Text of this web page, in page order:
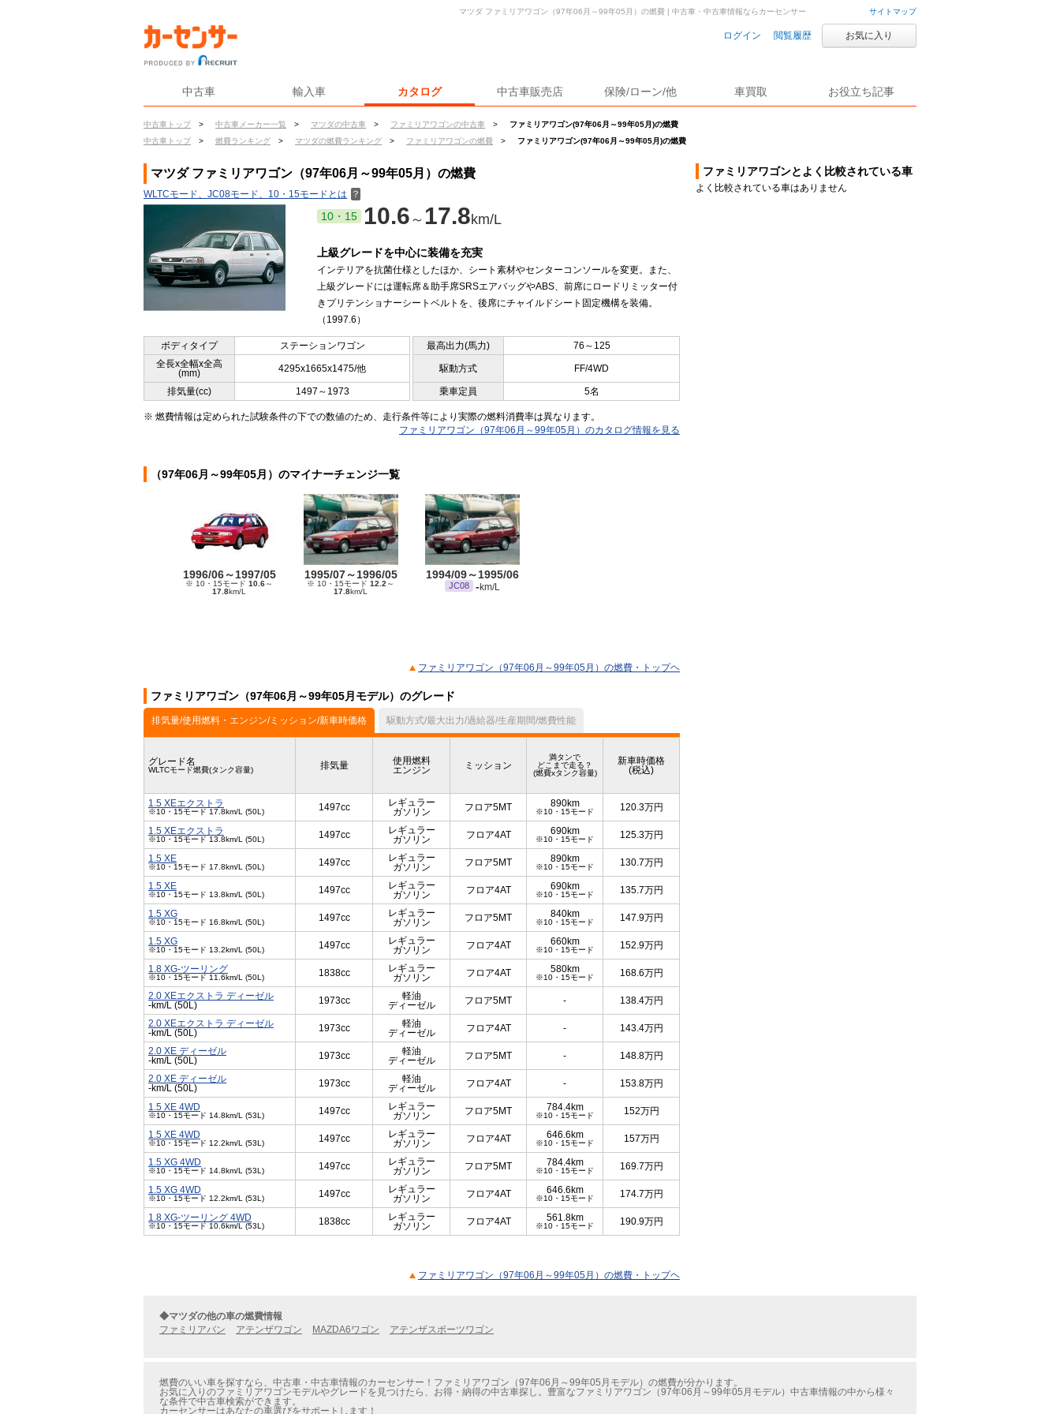
サイトマップ
ログイン 閲覧履歴 お気に入り
中古車 輸入車 カタログ 中古車販売店 保険/ローン/他 車買取 お役立ち記事
中古車トップ > 中古車メーカー一覧 > マツダの中古車 > ファミリアワゴンの中古車 >
ファミリアワゴン(97年06月～99年05月)の燃費
中古車トップ
> 燃費ランキング > マツダの燃費ランキング > ファミリアワゴンの燃費 > ファミリアワゴン(97年06月～99年05月)の燃費
マツダ ファミリアワゴン（97年06月～99年05月）の燃費 | 中古車・中古車情報ならカーセンサー
マツダ ファミリアワゴン（97年06月～99年05月）の燃費
WLTCモード、JC08モード、10・15モードとは ？
10・15 10.6 ～ 17.8km/L
上級グレードを中心に装備を充実
インテリアを抗菌仕様としたほか、シート素材やセンターコンソールを変更。また、
上級グレードには運転席＆助手席SRSエアバッグやABS、前席にロードリミッター付
きプリテンショナーシートベルトを、後席にチャイルドシート固定機構を装備。
（1997.6）
ボディタイプ ステーションワゴン 最高出力(馬力)
76～125
全長x全幅x全高
(mm)
4295x1665x1475/他 駆動方式 FF/4WD
排気量(cc) 1497～1973 乗車定員 5名
※ 燃費情報は定められた試験条件の下での数値のため、走行条件等により実際の燃料消費率は異なります。
ファミリアワゴン（97年06月～99年05月）のカタログ情報を見る
（97年06月～99年05月）のマイナーチェンジ一覧
1996/06～1997/05
※ 10・15モード 10.6～
17.8km/L
1995/07～1996/05
※ 10・15モード 12.2～
17.8km/L
1994/09～1995/06
JC08 - km/L
ファミリアワゴン（97年06月～99年05月）の燃費・トップヘ
ファミリアワゴン（97年06月～99年05月モデル）のグレード
排気量/使用燃料・エンジン/ミッション/新車時価格 駆動方式/最大出力/過給器/生産期間/燃費性能
グレード名
WLTCモード燃費(タンク容量) 排気量
使用燃料
エンジン
ミッション
満タンで
どこまで走る？
(燃費xタンク容量)
新車時価格
(税込)
1.5 XEエクストラ
※10・15モード 17.8km/L (50L) 1497cc
レギュラー
ガソリン
フロア5MT 890km
※10・15モード 120.3万円
1.5 XEエクストラ
※10・15モード 13.8km/L (50L) 1497cc
レギュラー
ガソリン
フロア4AT 690km
※10・15モード 125.3万円
1.5 XE
※10・15モード 17.8km/L (50L) 1497cc
レギュラー
ガソリン
フロア5MT 890km
※10・15モード 130.7万円
1.5 XE
※10・15モード 13.8km/L (50L) 1497cc
レギュラー
ガソリン
フロア4AT 690km
※10・15モード 135.7万円
1.5 XG
※10・15モード 16.8km/L (50L) 1497cc
レギュラー
ガソリン
フロア5MT 840km
※10・15モード 147.9万円
1.5 XG
※10・15モード 13.2km/L (50L) 1497cc
レギュラー
ガソリン
フロア4AT 660km
※10・15モード 152.9万円
1.8 XG-ツーリング
※10・15モード 11.6km/L (50L) 1838cc
レギュラー
ガソリン
フロア4AT 580km
※10・15モード 168.6万円
2.0 XEエクストラ ディーゼル
-km/L (50L)
1973cc
軽油
ディーゼル
フロア5MT - 138.4万円
2.0 XEエクストラ ディーゼル
-km/L (50L)
1973cc
軽油
ディーゼル
フロア4AT - 143.4万円
2.0 XE ディーゼル
-km/L (50L)
1973cc
軽油
ディーゼル
フロア5MT - 148.8万円
2.0 XE ディーゼル
-km/L (50L)
1973cc
軽油
ディーゼル
フロア4AT - 153.8万円
1.5 XE 4WD
※10・15モード 14.8km/L (53L) 1497cc
レギュラー
ガソリン
フロア5MT 784.4km
※10・15モード 152万円
1.5 XE 4WD
※10・15モード 12.2km/L (53L) 1497cc
レギュラー
ガソリン
フロア4AT 646.6km
※10・15モード 157万円
1.5 XG 4WD
※10・15モード 14.8km/L (53L) 1497cc
レギュラー
ガソリン
フロア5MT 784.4km
※10・15モード 169.7万円
1.5 XG 4WD
※10・15モード 12.2km/L (53L) 1497cc
レギュラー
ガソリン
フロア4AT 646.6km
※10・15モード 174.7万円
1.8 XG-ツーリング 4WD
※10・15モード 10.6km/L (53L) 1838cc
レギュラー
ガソリン
フロア4AT 561.8km
※10・15モード 190.9万円
ファミリアワゴン（97年06月～99年05月）の燃費・トップヘ
ファミリアワゴンとよく比較されている車
よく比較されている車はありません
◆マツダの他の車の燃費情報
ファミリアバン
アテンザワゴン MAZDA6ワゴン アテンザスポーツワゴン
燃費のいい車を探すなら、中古車・中古車情報のカーセンサー！ファミリアワゴン（97年06月～99年05月モデル）の燃費が分かります。
お気に入りのファミリアワゴンモデルやグレードを見つけたら、お得・納得の中古車探し。豊富なファミリアワゴン（97年06月～99年05月モデル）中古車情報の中から様々
な条件で中古車検索ができます。
カーセンサーはあなたの車選びをサポートします！